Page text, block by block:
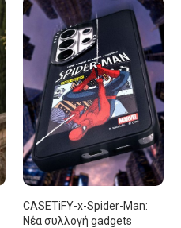
CASETiFY-x-Spider-Man:
Νέα συλλογή gadgets